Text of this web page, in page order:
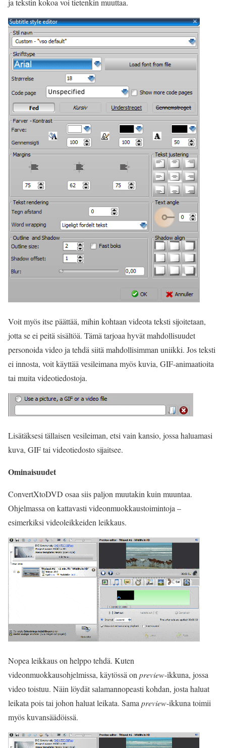
ja tekstin kokoa voi tietenkin muuttaa.
Voit myös itse päättää, mihin kohtaan videota teksti sijoitetaan,
jotta se ei peitä sisältöä. Tämä tarjoaa hyvät mahdollisuudet
personoida video ja tehdä siitä mahdollisimman uniikki. Jos teksti
ei innosta, voit käyttää vesileimana myös kuvia, GIF-animaatioita
tai muita videotiedostoja.
Lisätäksesi tällaisen vesileiman, etsi vain kansio, jossa haluamasi
kuva, GIF tai videotiedosto sijaitsee.
Ominaisuudet
ConvertXtoDVD osaa siis paljon muutakin kuin muuntaa.
Ohjelmassa on kattavasti videonmuokkaustoimintoja –
esimerkiksi videoleikkeiden leikkaus.
Nopea leikkaus on helppo tehdä. Kuten
videonmuokkausohjelmissa, käytössä on preview-ikkuna, jossa
video toistuu. Näin löydät salamannopeasti kohdan, josta haluat
leikata pois tai johon haluat leikata. Sama preview-ikkuna toimii
myös kuvansäädöissä.